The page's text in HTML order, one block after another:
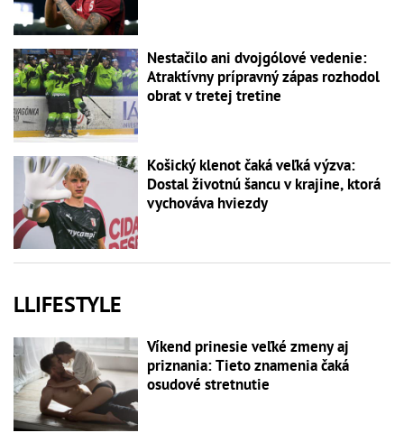
Nestačilo ani dvojgólové vedenie:
Atraktívny prípravný zápas rozhodol
obrat v tretej tretine
Košický klenot čaká veľká výzva:
Dostal životnú šancu v krajine, ktorá
vychováva hviezdy
LLIFESTYLE
Víkend prinesie veľké zmeny aj
priznania: Tieto znamenia čaká
osudové stretnutie